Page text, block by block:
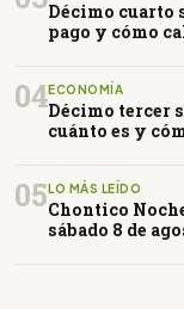
Décimo cuarto
pago y cómo
04ECONOMÍA
Décimo tercer
cuánto es y
05LO MÁS LEÍDO
Chontico
sábado 8 de